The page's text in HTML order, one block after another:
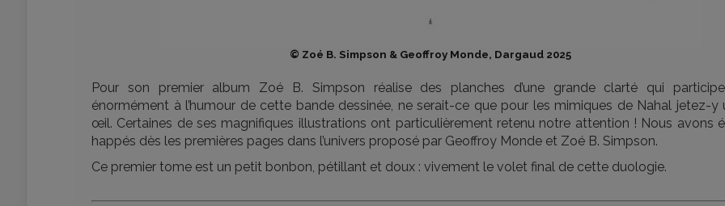
© Zoé B. Simpson & Geoffroy Monde, Dargaud 2025
Pour son premier album Zoé B. Simpson réalise des planches d’une grande clarté qui
énormément à l’humour de cette bande dessinée, ne serait-ce que pour les mimiques de Nahal jetez-y
œil. Certaines de ses magnifiques illustrations ont particulièrement retenu notre attention ! Nous avons
happés dès les premières pages dans l’univers proposé par Geoffroy Monde et Zoé B. Simpson.
Ce premier tome est un petit bonbon, pétillant et doux : vivement le volet final de cette duologie.